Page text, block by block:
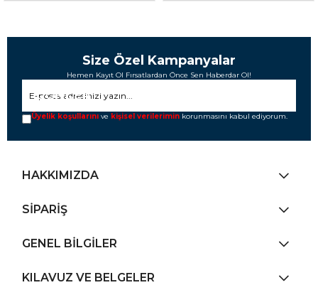
Size Özel Kampanyalar
Hemen Kayıt Ol Fırsatlardan Önce Sen Haberdar Ol!
GÖNDER
Üyelik koşullarını ve kişisel verilerimin korunmasını kabul ediyorum.
HAKKIMIZDA
SİPARİŞ
GENEL BİLGİLER
KILAVUZ VE BELGELER